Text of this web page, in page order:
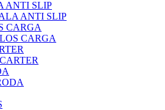
ANTI SLIP
CARGA